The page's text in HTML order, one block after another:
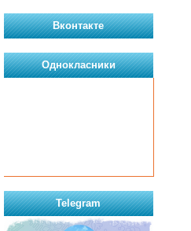
Вконтакте
Однокласники
Telegram